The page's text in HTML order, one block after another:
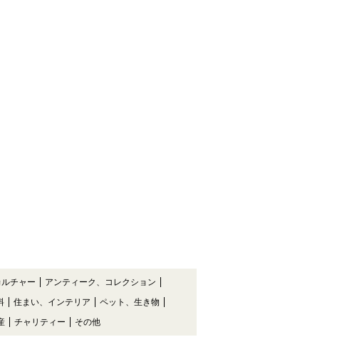
チャー
アンティーク、コレクション
住まい、インテリア
ペット、生き物
チャリティー その他